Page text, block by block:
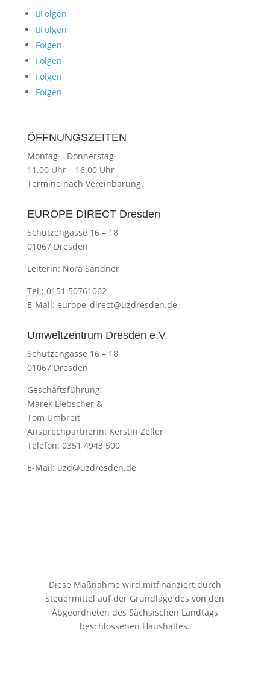
Folgen
Folgen
Folgen
Folgen
Folgen
Folgen
ÖFFNUNGSZEITEN
Montag –Donnerstag
11.00 Uhr –16.00 Uhr
Termine nach Vereinbarung.
EUROPE DIRECT Dresden
Schützengasse 16 – 18
01067 Dresden
Leiterin: Nora Sandner
Tel.: 0151 50761062
E-Mail: europe_direct@uzdresden.de
Umweltzentrum Dresden e.V.
Schützengasse 16 – 18
01067 Dresden
Geschäftsführung:
Marek Liebscher &
Tom Umbreit
Ansprechpartnerin: Kerstin Zeller
Telefon: 0351 4943 500
E-Mail: uzd@uzdresden.de
Diese Maßnahme wird mitfinanziert durch
Steuermittel auf der Grundlage des von den
Abgeordneten des Sächsischen Landtags
beschlossenen Haushaltes.